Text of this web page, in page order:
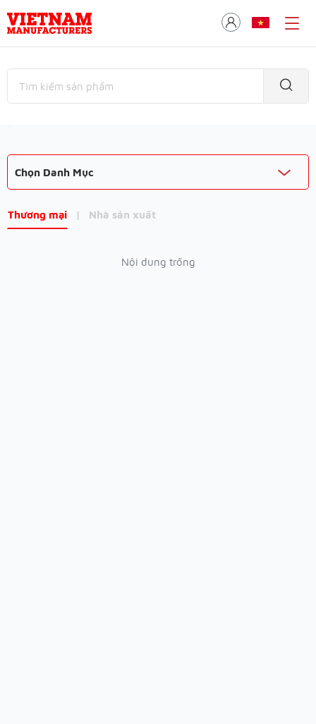
Chọn Danh Mục
Thương mại | Nhà sản xuất
Nội dung trống